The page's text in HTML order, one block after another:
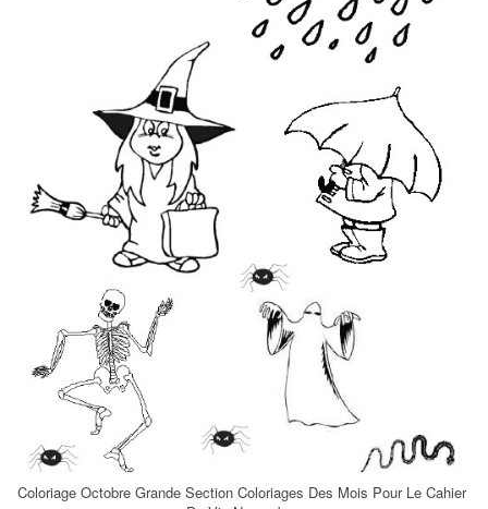
Coloriage Octobre Grande Section Coloriages Des Mois Pour Le Cahier